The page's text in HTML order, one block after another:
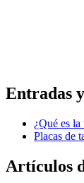
Entradas
¿Qué es
Placas de
Artículos